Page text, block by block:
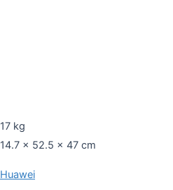
17 kg
14.7 × 52.5 × 47 cm
Huawei